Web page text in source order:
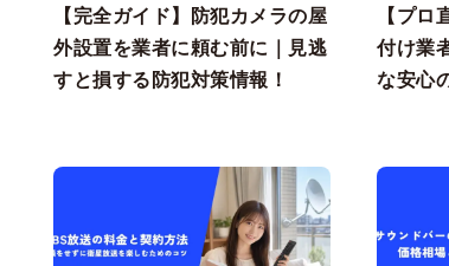
【完全ガイド】防犯カメラの屋
外設置を業者に頼む前に｜見逃
すと損する防犯対策情報！
【プロ
付け業
な安心